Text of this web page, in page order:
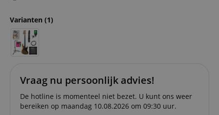
Varianten (1)
Vraag nu persoonlijk advies!
De hotline is momenteel niet bezet. U kunt ons weer
bereiken op maandag 10.08.2026 om 09:30 uur.